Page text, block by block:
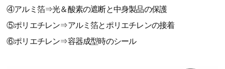
④アルミ箔⇒光＆酸素の遮断と中身製品の保護
⑤ポリエチレン⇒アルミ箔とポリエチレンの接着
⑥ポリエチレン⇒容器成型時のシール